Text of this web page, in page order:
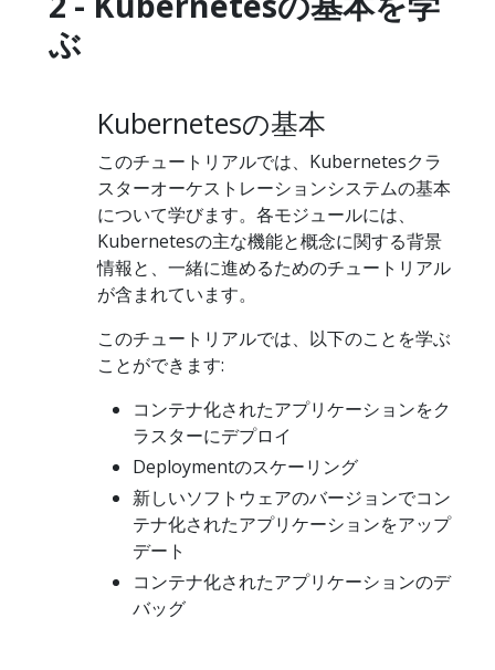
ぶ
Kubernetesの基本
このチュートリアルでは、Kubernetesクラ
スターオーケストレーションシステムの基本
について学びます。各モジュールには、
Kubernetesの主な機能と概念に関する背景
情報と、一緒に進めるためのチュートリアル
が含まれています。
このチュートリアルでは、以下のことを学ぶ
ことができます:
コンテナ化されたアプリケーションをク
ラスターにデプロイ
Deploymentのスケーリング
新しいソフトウェアのバージョンでコン
テナ化されたアプリケーションをアップ
デート
コンテナ化されたアプリケーションのデ
バッグ